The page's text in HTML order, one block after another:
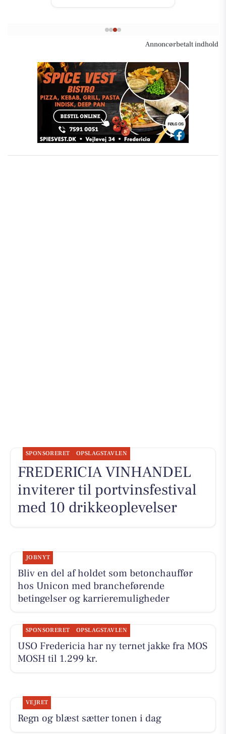
Annoncørbetalt indhold
SPONSORERET OPSLAGSTAVLEN
FREDERICIA VINHANDEL
inviterer til portvinsfestival
med 10 drikkeoplevelser
JOBNYT
Bliv en del af holdet som betonchauffør
hos Unicon med brancheførende
betingelser og karrieremuligheder
SPONSORERET OPSLAGSTAVLEN
USO Fredericia har ny ternet jakke fra MOS
MOSH til 1.299 kr.
VEJRET
Regn og blæst sætter tonen i dag